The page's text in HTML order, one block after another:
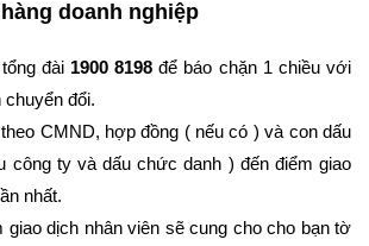
doanh nghiệp
đài 1900 8198để báo chặn 1 chiều với
chuyển đổi.
CMND, hợp đồng ( nếu có ) và con dấu
công ty và dấu chức danh ) đến điểm giao
nhất.
giao dịch nhân viên sẽ cung cho cho bạn tờ